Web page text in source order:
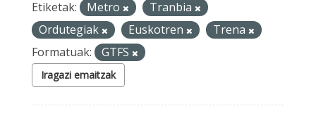
Etiketak: Metro
Tranbia
Ordutegiak
Euskotren
Trena
Formatuak:
GTFS
Iragazi emaitzak